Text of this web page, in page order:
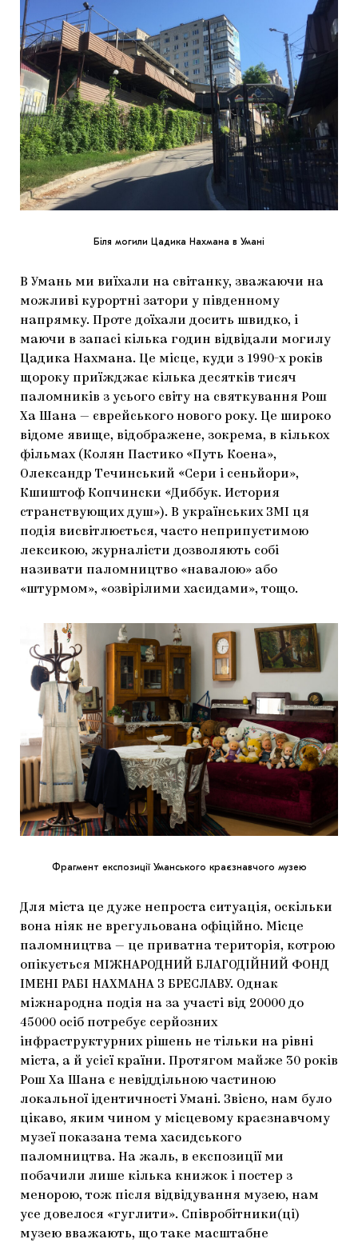
Біля могили Цадика Нахмана в Умані
В Умань ми виїхали на світанку, зважаючи на
можливі курортні затори у південному
напрямку. Проте доїхали досить швидко, і
маючи в запасі кілька годин відвідали могилу
Цадика Нахмана. Це місце, куди з 1990-х років
щороку приїжджає кілька десятків тисяч
паломників з усього світу на святкування Рош
Ха Шана — єврейського нового року. Це широко
відоме явище, відображене, зокрема, в кількох
фільмах (Колян Пастико «Путь Коена»,
Олександр Течинський «Сери і сеньйори»,
Кшиштоф Копчински «Диббук. История
странствующих душ»). В українських ЗМІ ця
подія висвітлюється, часто неприпустимою
лексикою, журналісти дозволяють собі
називати паломництво «навалою» або
«штурмом», «озвірілими хасидами», тощо.
Фрагмент експозиції Уманського краєзнавчого музею
Для міста це дуже непроста ситуація, оскільки
вона ніяк не врегульована офіційно. Місце
паломництва — це приватна територія, котрою
опікується МІЖНАРОДНИЙ БЛАГОДІЙНИЙ ФОНД
ІМЕНІ РАБІ НАХМАНА З БРЕСЛАВУ. Однак
міжнародна подія на за участі від 20000 до
45000 осіб потребує серйозних
інфраструктурних рішень не тільки на рівні
міста, а й усієї країни. Протягом майже 30 років
Рош Ха Шана є невіддільною частиною
локальної ідентичності Умані. Звісно, нам було
цікаво, яким чином у місцевому краєзнавчому
музеї показана тема хасидського
паломництва. На жаль, в експозиції ми
побачили лише кілька книжок і постер з
менорою, тож після відвідування музею, нам
усе довелося «гуглити». Співробітники(ці)
музею вважають, що таке масштабне